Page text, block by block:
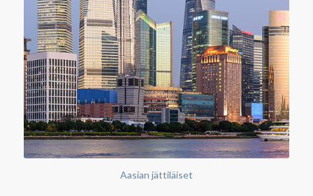
Aasian jättiläiset